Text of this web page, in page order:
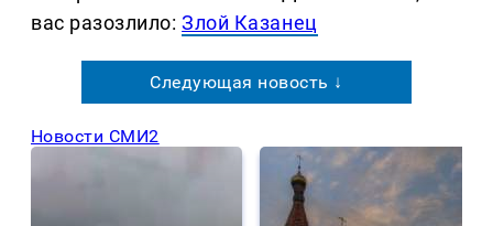
вас разозлило:Злой Казанец
Следующая новость ↓
Новости СМИ2